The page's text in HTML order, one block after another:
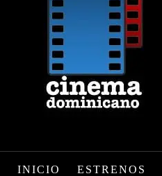
INICIO ESTRENOS